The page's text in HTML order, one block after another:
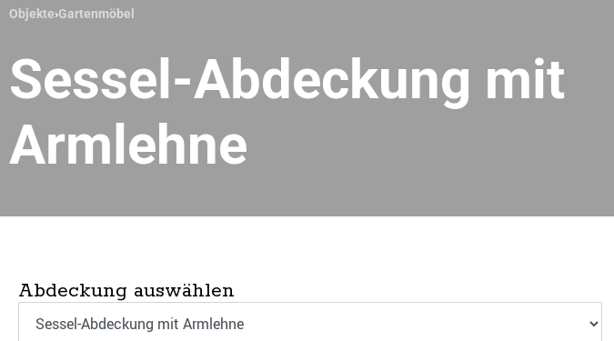
Objekte›Gartenmöbel
Sessel-Abdeckung mit
Armlehne
Abdeckung auswählen